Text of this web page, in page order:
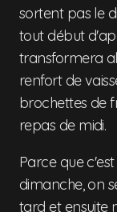
sortent pas le
tout début
transformera
renfort de
brochettes de
repas de midi.
Parce que
dimanche, on
tard et ensuite